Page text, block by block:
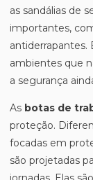
as sandálias de
importantes,
antiderrapantes.
ambientes que
a segurança
As botas de
proteção.
focadas em
são projetadas